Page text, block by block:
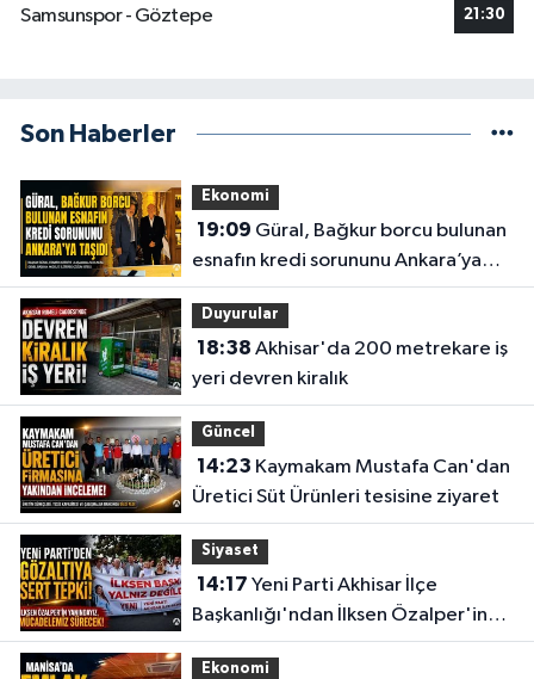
Samsunspor - Göztepe
21:30
Son Haberler
Ekonomi
19:09
esnafın kredi sorununu Ankara’ya
taşıdı
Duyurular
18:38
yeri devren kiralık
Güncel
14:23
Üretici Süt Ürünleri tesisine ziyaret
Siyaset
14:17
Başkanlığı'ndan İlksen Özalper'in
gözaltına alınmasına tepki
Ekonomi